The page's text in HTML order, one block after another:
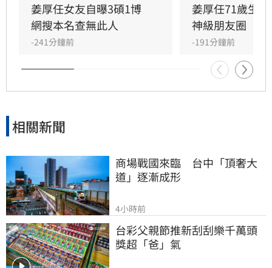
更有網友爆料其過去經歷與改名等爭議。面對外
界對女友背景的連番檢視與熱議，姜厚任受訪時
直言，這段感情本是浪漫的愛情片，不希望演變
成偵探片，強調無論對方背景如何都堅定相愛，
並表示涉及個人隱私與法律問題，後續將不再針
對相關傳聞做出任何回應。
姜厚任女友自曝3碩1博
網搜本名查無此人
-241分鐘前
姜厚任71歲生
神級朋友圈
-191分鐘前
相關新聞
商場戰國來臨　台中「頂奢大
道」逐漸成形
4小時前
台彩父親節推新刮刮樂千萬頭
獎超「爸」氣